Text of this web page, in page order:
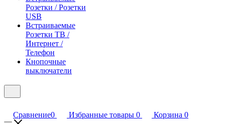
Розетки / Розетки
USB
Встраиваемые
Розетки ТВ /
Интернет /
Телефон
Кнопочные
выключатели
Сравнение0 Избранные товары 0 Корзина 0